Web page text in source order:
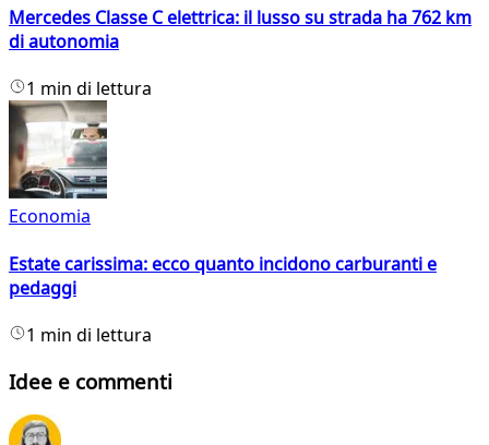
Mercedes Classe C elettrica: il lusso su strada ha 762 km
di autonomia
1 min di lettura
Economia
Estate carissima: ecco quanto incidono carburanti e
pedaggi
1 min di lettura
Idee e commenti